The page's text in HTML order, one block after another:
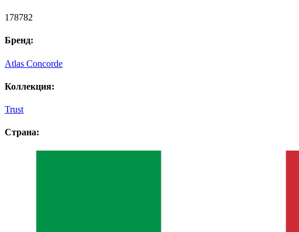
178782
Бренд:
Atlas Concorde
Коллекция:
Trust
Страна: